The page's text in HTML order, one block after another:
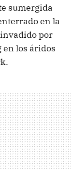
sumergida
en la
por
en los áridos